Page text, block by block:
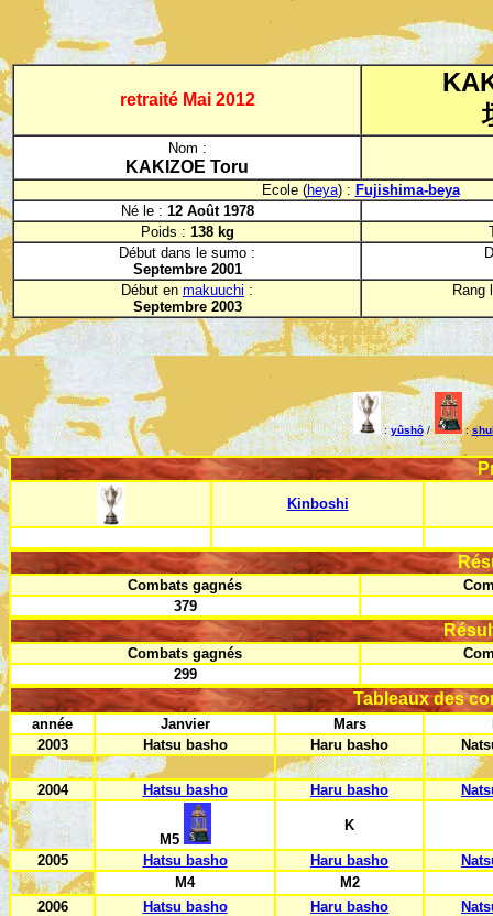
retraité Mai 2012
Nom :
KAKIZOE Toru
Ecole (heya) : Fujishima-beya
Né le : 12 Août 1978
Poids : 138 kg
Début dans le sumo :
Septembre 2001
Début en makuuchi :
Septembre 2003
Rang
:yûshô/ :
Kinboshi
Combats gagnés
379
Combats gagnés
299
Tableaux des
année Janvier Mars
2003
Hatsu basho Haru basho
2004 Hatsu basho Haru basho
M5
K
2005 Hatsu basho Haru basho
M4
M2
2006
Hatsu basho Haru basho